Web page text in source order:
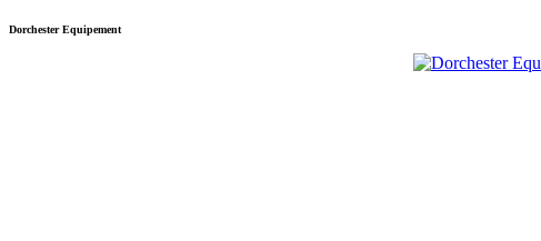
Dorchester Equipement